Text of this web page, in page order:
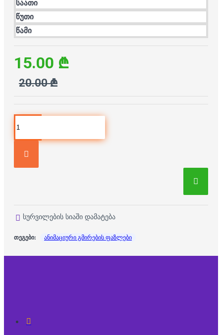
საათი
წუთი
წამი
15.00 ₾
20.00 ₾
სურვილების სიაში დამატება
თეგები: ანიმაციური გმირების ფაზლები